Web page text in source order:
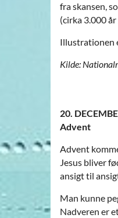
fra skansen,
(cirka 3.000 år
Illustrationen
Kilde:
20.
Advent
Advent
Jesus bliver
ansigt til
Man kunne
Nadveren er